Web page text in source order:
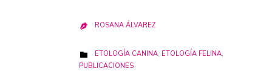
 ROSANA ÁLVAREZ
 CATEGORY
ETOLOGÍA CANINA, ETOLOGÍA FELINA,
PUBLICACIONES